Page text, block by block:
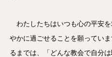
わたしたちはいつも心の平安
やかに過ごせることを願ってい
るまでは、「どんな教会で自分